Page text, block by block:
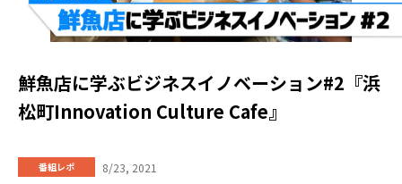
鮮魚店に学ぶビジネスイノベーション#2『浜
松町Innovation Culture Cafe』
番組レポ 8/23, 2021